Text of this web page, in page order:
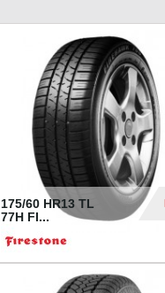
175/60 HR13 TL
77H FI...